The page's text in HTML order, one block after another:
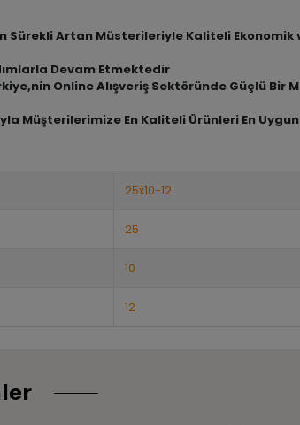
Artan Müsterileriyle Kaliteli Ekonomik
Devam Etmektedir
Online Alışveriş Sektöründe Güçlü Bir
Müşterilerimize En Kaliteli Ürünleri En
25x10-12
25
10
12